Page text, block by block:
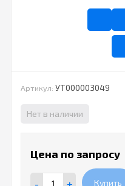
Артикул: УТ000003049
Нет в наличии
Цена по запросу
Купить